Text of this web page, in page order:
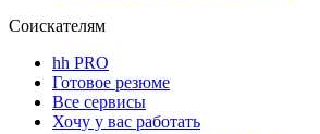
Соискателям
hh PRO
Готовое резюме
Все сервисы
Хочу у вас работать